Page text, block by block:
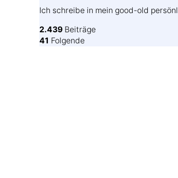
Ich schreibe in mein good-old
2.439 Beiträge
41 Folgende